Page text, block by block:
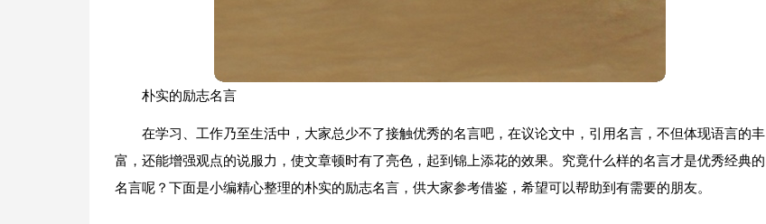
朴实的励志名言
在学习、工作乃至生活中，大家总少不了接触优秀的名言吧，在议论文中，引用名言，不但体现语言的丰
富，还能增强观点的说服力，使文章顿时有了亮色，起到锦上添花的效果。究竟什么样的名言才是优秀经典的
名言呢？下面是小编精心整理的朴实的励志名言，供大家参考借鉴，希望可以帮助到有需要的朋友。